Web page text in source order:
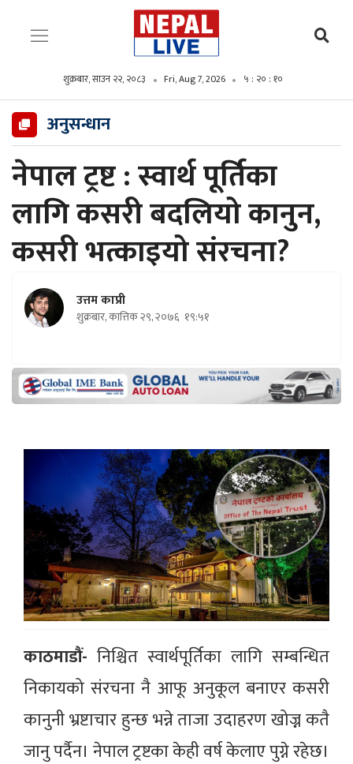
शुक्रबार, साउन २२, २०८३ Fri, Aug 7, 2026 ५ : २० : १२
अनुसन्धान
नेपाल ट्रष्ट : स्वार्थ पूर्तिका
लागि कसरी बदलियो कानुन,
कसरी भत्काइयो संरचना?
उत्तम काप्री
शुक्रबार, कात्तिक २९, २०७६ १९:५१
काठमाडौं- निश्चित स्वार्थपूर्तिका लागि सम्बन्धित
निकायको संरचना नै आफू अनुकूल बनाएर कसरी
कानुनी भ्रष्टाचार हुन्छ भन्ने ताजा उदाहरण खोज्न कतै
जानु पर्दैन। नेपाल ट्रष्टका केही वर्ष केलाए पुग्ने रहेछ।